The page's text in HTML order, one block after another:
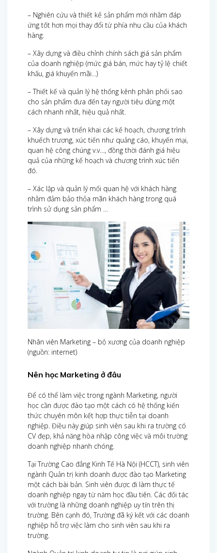
– Nghiên cứu và thiết kế sản phẩm mới nhằm đáp
ứng tốt hơn mọi thay đổi từ phía nhu cầu của khách
hàng.
– Xây dựng và điều chỉnh chính sách giá sản phẩm
của doanh nghiệp (mức giá bán, mức hay tỷ lệ chiết
khấu, giá khuyến mãi…)
– Thiết kế và quản lý hệ thống kênh phân phối sao
cho sản phẩm đưa đến tay người tiêu dùng một
cách nhanh nhất, hiệu quả nhất.
– Xây dựng và triển khai các kế hoạch, chương trình
khuếch trương, xúc tiến như quảng cáo, khuyến mại,
quan hệ công chúng v.v…, đồng thời đánh giá hiệu
quả của những kế hoạch và chương trình xúc tiến
đó.
– Xác lập và quản lý mối quan hệ với khách hàng
nhằm đảm bảo thỏa mãn khách hàng trong quá
trình sử dụng sản phẩm …
Nhân viên Marketing – bộ xương của doanh nghiệp
(nguồn: internet)
Nên học Marketing ở đâu
Để có thể làm việc trong ngành Marketing, người
học cần được đào tạo một cách có hệ thống kiến
thức chuyên môn kết hợp thực tiễn tại doanh
nghiệp. Điều này giúp sinh viên sau khi ra trường có
CV đẹp, khả năng hòa nhập công việc và môi trường
doanh nghiệp nhanh chóng.
Tại Trường Cao đẳng Kinh Tế Hà Nội (HCCT), sinh viên
ngành Quản trị kinh doanh được đào tạo Marketing
một cách bài bản. Sinh viên được đi làm thực tế
doanh nghiệp ngay từ năm học đầu tiên. Các đối tác
với trường là những doanh nghiệp uy tín trên thị
trường. Bên cạnh đó, Trường đã ký kết với các doanh
nghiệp hỗ trợ việc làm cho sinh viên sau khi ra
trường.